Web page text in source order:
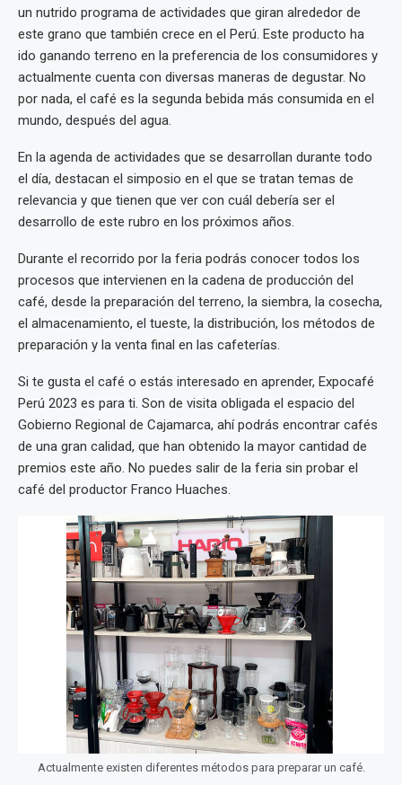
un nutrido programa de actividades que giran alrededor de
este grano que también crece en el Perú. Este producto ha
ido ganando terreno en la preferencia de los consumidores y
actualmente cuenta con diversas maneras de degustar. No
por nada, el café es la segunda bebida más consumida en el
mundo, después del agua.
En la agenda de actividades que se desarrollan durante todo
el día, destacan el simposio en el que se tratan temas de
relevancia y que tienen que ver con cuál debería ser el
desarrollo de este rubro en los próximos años.
Durante el recorrido por la feria podrás conocer todos los
procesos que intervienen en la cadena de producción del
café, desde la preparación del terreno, la siembra, la cosecha,
el almacenamiento, el tueste, la distribución, los métodos de
preparación y la venta final en las cafeterías.
Si te gusta el café o estás interesado en aprender, Expocafé
Perú 2023 es para ti. Son de visita obligada el espacio del
Gobierno Regional de Cajamarca, ahí podrás encontrar cafés
de una gran calidad, que han obtenido la mayor cantidad de
premios este año. No puedes salir de la feria sin probar el
café del productor Franco Huaches.
Actualmente existen diferentes métodos para preparar un café.